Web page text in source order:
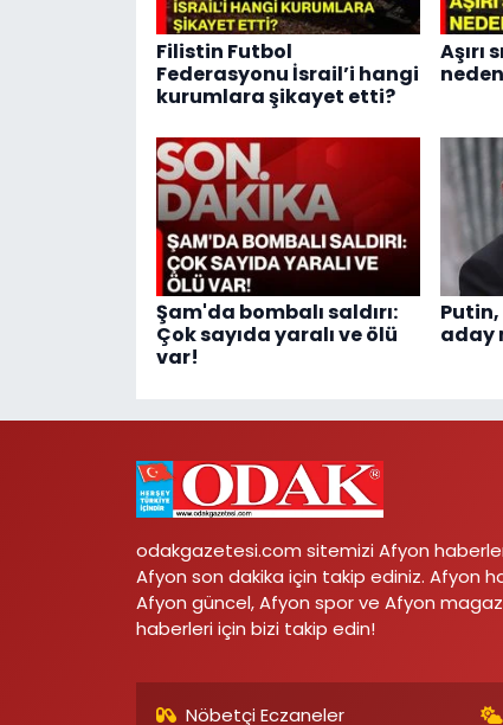
Filistin Futbol
Federasyonu İsrail’i hangi
kurumlara şikayet etti?
Aşırı
Şam'da bombalı saldırı:
Çok sayıda yaralı ve ölü
var!
aday
odakgazetesi.com sitemizi Afyon
Afyon son dakika için takip ediniz. Afyon
Afyon güncel, Afyon spor ve Afyon
haberleri için bizi takip edin!
Nöbetçi Eczaneler